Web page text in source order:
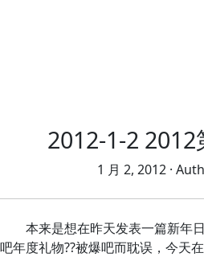
2012-1-2
1 月 2, 2012 ·
本来是想在昨天发表一篇新年
吧年度礼物??被爆吧而耽误，今天